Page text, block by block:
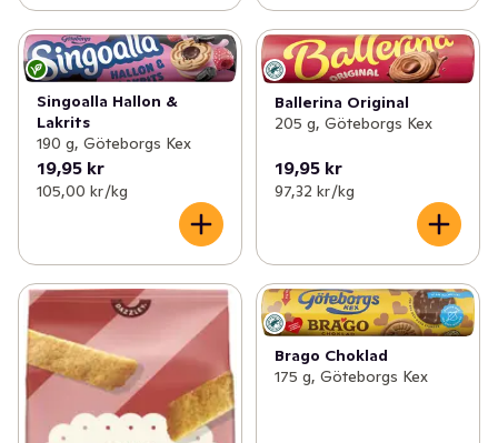
Singoalla Hallon &
Lakrits
190 g, Göteborgs Kex
19,95 kr
105,00 kr /kg
Ballerina Original
205 g, Göteborgs Kex
19,95 kr
97,32 kr /kg
Brago Choklad
175 g, Göteborgs Kex